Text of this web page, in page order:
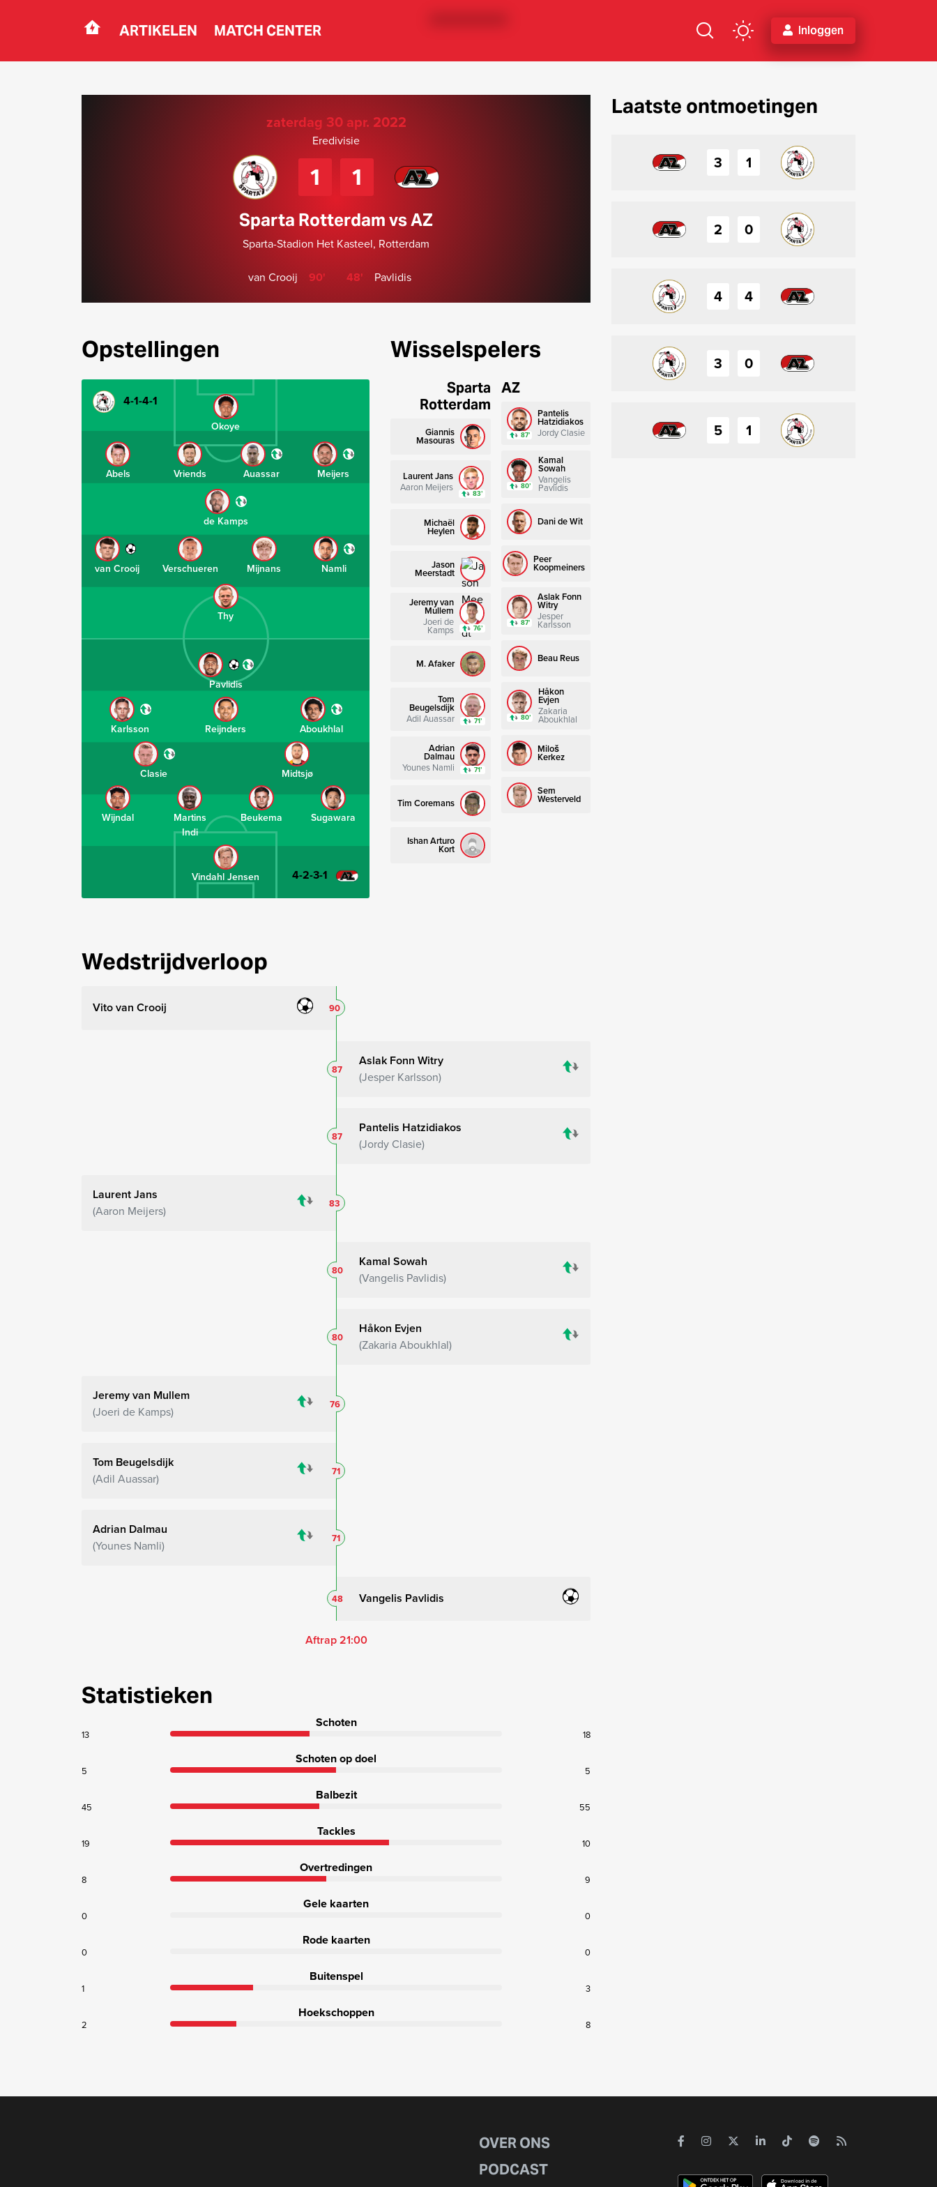
Navigation ARTIKELEN MATCH CENTER Inloggen
zaterdag 30 apr. 2022
Eredivisie
1 1
Sparta Rotterdam vs AZ
Sparta-Stadion Het Kasteel, Rotterdam
van Crooij 90' 48' Pavlidis
Opstellingen
4-1-4-1
Okoye
Abels Vriends Auassar Meijers
de Kamps
van Crooij Verschueren Mijnans Namli
Thy
Vindahl Jensen
Sugawara
Beukema
Martins
Indi
Wijndal
Midtsjø
Clasie
Aboukhlal
Reijnders
Karlsson
Pavlidis
4-2-3-1
Wisselspelers
Sparta
Rotterdam
Giannis
Masouras
Laurent Jans
Aaron Meijers
83’
Michaël
Heylen
Jason
Meerstadt
Jeremy van
Mullem
Joeri de
Kamps 76’
M. Afaker
Tom
Beugelsdijk
Adil Auassar
71’
Adrian
Dalmau
Younes Namli
71’
Tim Coremans
Ishan Arturo
Kort
AZ
Pantelis
Hatzidiakos
Jordy Clasie
87’
Kamal
Sowah
Vangelis
Pavlidis
80’
Dani de Wit
Peer
Koopmeiners
Aslak Fonn
Witry
Jesper
Karlsson
87’
Beau Reus
Håkon
Evjen
Zakaria
Aboukhlal
80’
Miloš
Kerkez
Sem
Westerveld
Wedstrijdverloop
Vito van Crooij 90
Aslak Fonn Witry
Jesper Karlsson
87
Pantelis Hatzidiakos
Jordy Clasie
87
Laurent Jans
Aaron Meijers
83
Kamal Sowah
Vangelis Pavlidis
80
Håkon Evjen
Zakaria Aboukhlal
80
Jeremy van Mullem
Joeri de Kamps
76
Tom Beugelsdijk
Adil Auassar
71
Adrian Dalmau
Younes Namli
71
Vangelis Pavlidis
48
Aftrap 21:00
Statistieken
Schoten
13 18
Schoten op doel
5 5
Balbezit
45 55
Tackles
19 10
Overtredingen
8 9
Gele kaarten
0 0
Rode kaarten
0 0
Buitenspel
1 3
Hoekschoppen
2 8
Laatste ontmoetingen
3 1
2 0
4 4
3 0
5 1
OVER ONS
PODCAST